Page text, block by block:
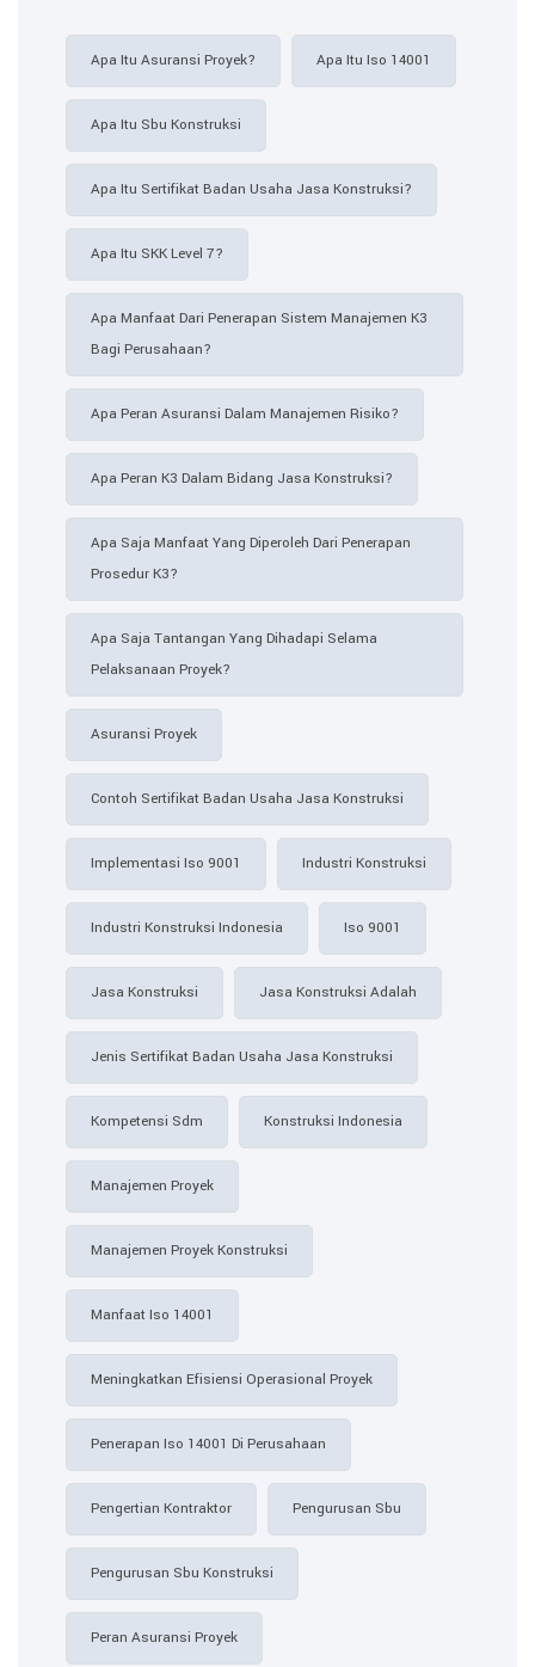
Apa Itu Asuransi Proyek? Apa Itu Iso 14001
Apa Itu Sbu Konstruksi
Apa Itu Sertifikat Badan Usaha Jasa Konstruksi?
Apa Itu SKK Level 7?
Apa Manfaat Dari Penerapan Sistem Manajemen K3
Bagi Perusahaan?
Apa Peran Asuransi Dalam Manajemen Risiko?
Apa Peran K3 Dalam Bidang Jasa Konstruksi?
Apa Saja Manfaat Yang Diperoleh Dari Penerapan
Prosedur K3?
Apa Saja Tantangan Yang Dihadapi Selama
Pelaksanaan Proyek?
Asuransi Proyek
Contoh Sertifikat Badan Usaha Jasa Konstruksi​
Implementasi Iso 9001 Industri Konstruksi
Industri Konstruksi Indonesia Iso 9001
Jasa Konstruksi Jasa Konstruksi Adalah
Jenis Sertifikat Badan Usaha Jasa Konstruksi
Kompetensi Sdm Konstruksi Indonesia
Manajemen Proyek
Manajemen Proyek Konstruksi
Manfaat Iso 14001
Meningkatkan Efisiensi Operasional Proyek
Penerapan Iso 14001 Di Perusahaan
Pengertian Kontraktor Pengurusan Sbu
Pengurusan Sbu Konstruksi
Peran Asuransi Proyek